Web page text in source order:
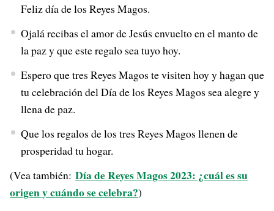
Feliz día de los Reyes Magos.
Ojalá recibas el amor de Jesús envuelto en el manto de
la paz y que este regalo sea tuyo hoy.
Espero que tres Reyes Magos te visiten hoy y hagan que
tu celebración del Día de los Reyes Magos sea alegre y
llena de paz.
Que los regalos de los tres Reyes Magos llenen de
prosperidad tu hogar.
(Vea también: Día de Reyes Magos 2023: ¿cuál es su
origen y cuándo se celebra?)